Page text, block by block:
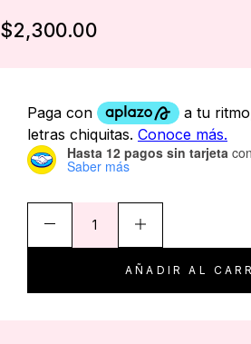
$2,300.00
Hasta 12 pagos sin tarjeta
Saber más
AÑADIR AL